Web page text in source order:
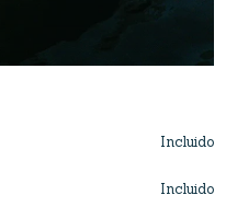
Incluido
Incluido